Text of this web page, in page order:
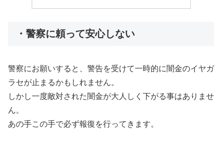
・警察に頼って安心しない
警察にお願いすると、警告を受けて一時的に闇金のイヤガ
ラセが止まるかもしれません。
しかし一度敵対された闇金が大人しく下がる事はありませ
ん。
あの手この手で必ず報復を行ってきます。